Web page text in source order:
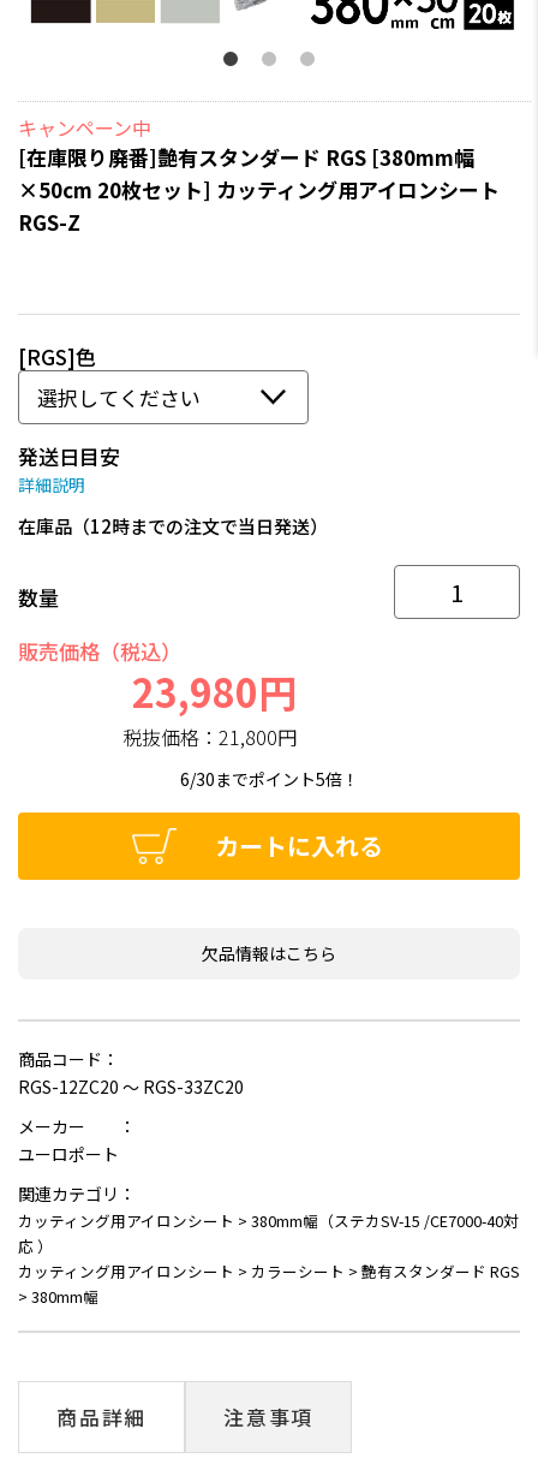
キャンペーン中
[在庫限り廃番]艶有スタンダード RGS [380mm幅
×50cm 20枚セット] カッティング用アイロンシート
RGS-Z
[RGS]色
発送日目安
詳細説明
在庫品（12時までの注文で当日発送）
数量
販売価格（税込）
23,980円
税抜価格：21,800円
6/30までポイント5倍！
カートに入れる
欠品情報はこちら
商品コード：
RGS-12ZC20 ～ RGS-33ZC20
メーカー ：
ユーロポート
関連カテゴリ：
カッティング用アイロンシート > 380mm幅（ステカSV-15 /CE7000-40対
応 ）
カッティング用アイロンシート > カラーシート > 艶有スタンダード RGS
> 380mm幅
商品詳細 注意事項